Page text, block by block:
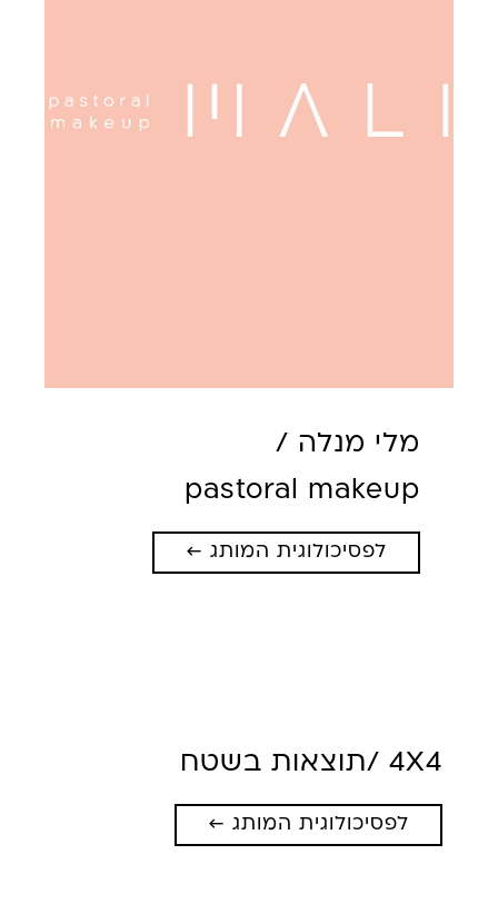
מלי מנלה /
pastoral makeup
לפסיכולוגית המותג ←
4X4 / תוצאות בשטח
לפסיכולוגית המותג ←